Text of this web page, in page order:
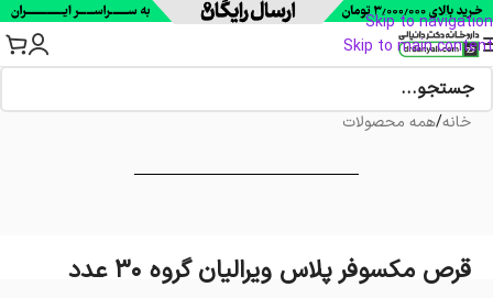
Skip to navigation
Skip to main content
خانه/همه محصولات
قرص مکسوفر پلاس ویرالیان گروه 30 عدد